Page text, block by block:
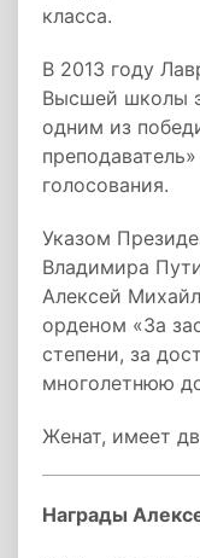
класса.
В 2013 году
Высшей школы
одним из
голосования.
Указом
Владимира
Алексей
орденом «За
степени, за
многолетнюю
Женат, имеет
Награды